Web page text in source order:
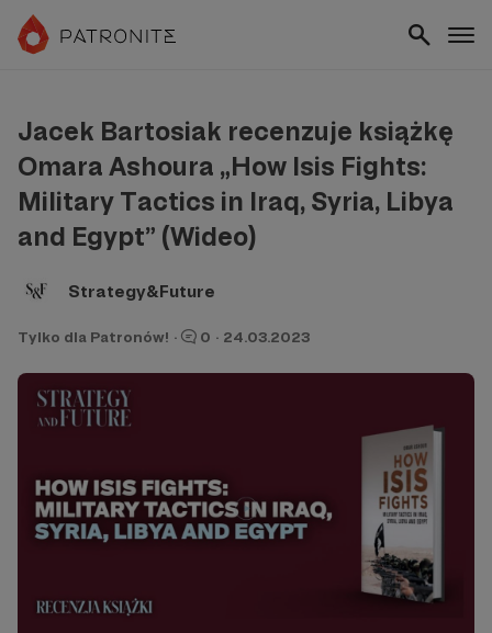
Jacek Bartosiak recenzuje książkę
Omara Ashoura „How Isis Fights:
Military Tactics in Iraq, Syria, Libya
and Egypt” (Wideo)
Strategy&Future
Tylko dla Patronów! · 0 · 24.03.2023